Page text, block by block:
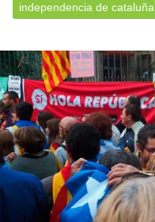
independencia de cataluña